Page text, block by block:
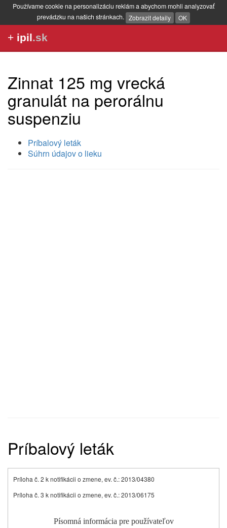
Používame cookie na personalizáciu reklám a abychom mohli analyzovať
prevádzku na našich stránkach. Zobrazit detaily OK
+ ipil.sk
Zinnat 125 mg vrecká
granulát na perorálnu
suspenziu
Príbalový leták
Súhrn údajov o lieku
Príbalový leták
Príloha č. 2 k notifikácii o zmene, ev. č.: 2013/04380
Príloha č. 3 k notifikácii o zmene, ev. č.: 2013/06175
Písomná informácia pre používateľov